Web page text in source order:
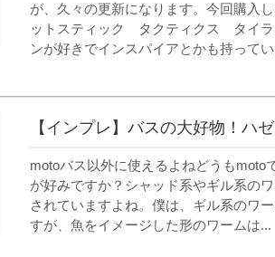
が、久々の更新になります。今回購入
ットスティック タクティクス タイラ
ンが好きでインスパイアとかも持って
【インプレ】バスの大好物！ハ
motoバス以外に使えるよねどうもmoto
が好みですか？シャッド系やギル系の
されていますよね。僕は、ギル系のワ
すが、魚をイメージした形のワームは...